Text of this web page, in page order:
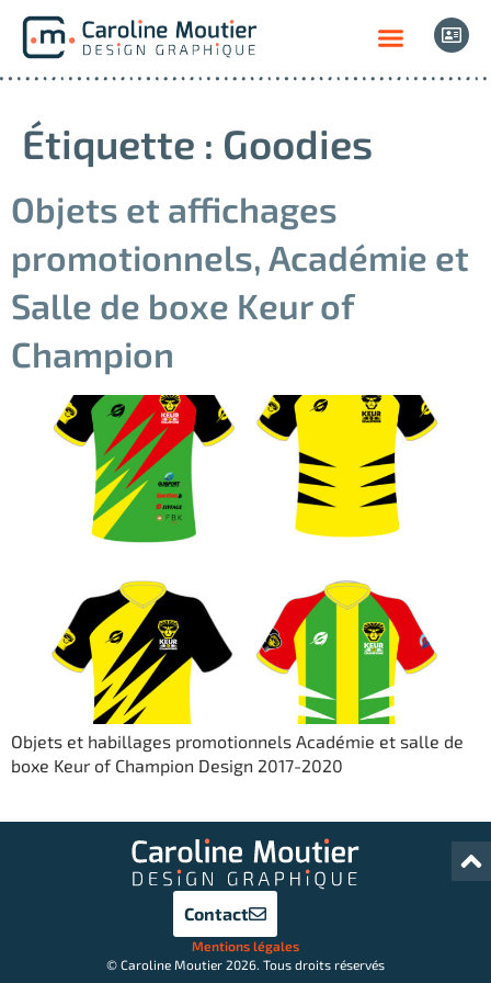
Étiquette : Goodies
Objets et affichages
promotionnels, Académie et
Salle de boxe Keur of
Champion
Objets et habillages promotionnels Académie et salle de
boxe Keur of Champion​ Design 2017-2020
Mentions légales
© Caroline Moutier 2026. Tous droits réservés
Contact